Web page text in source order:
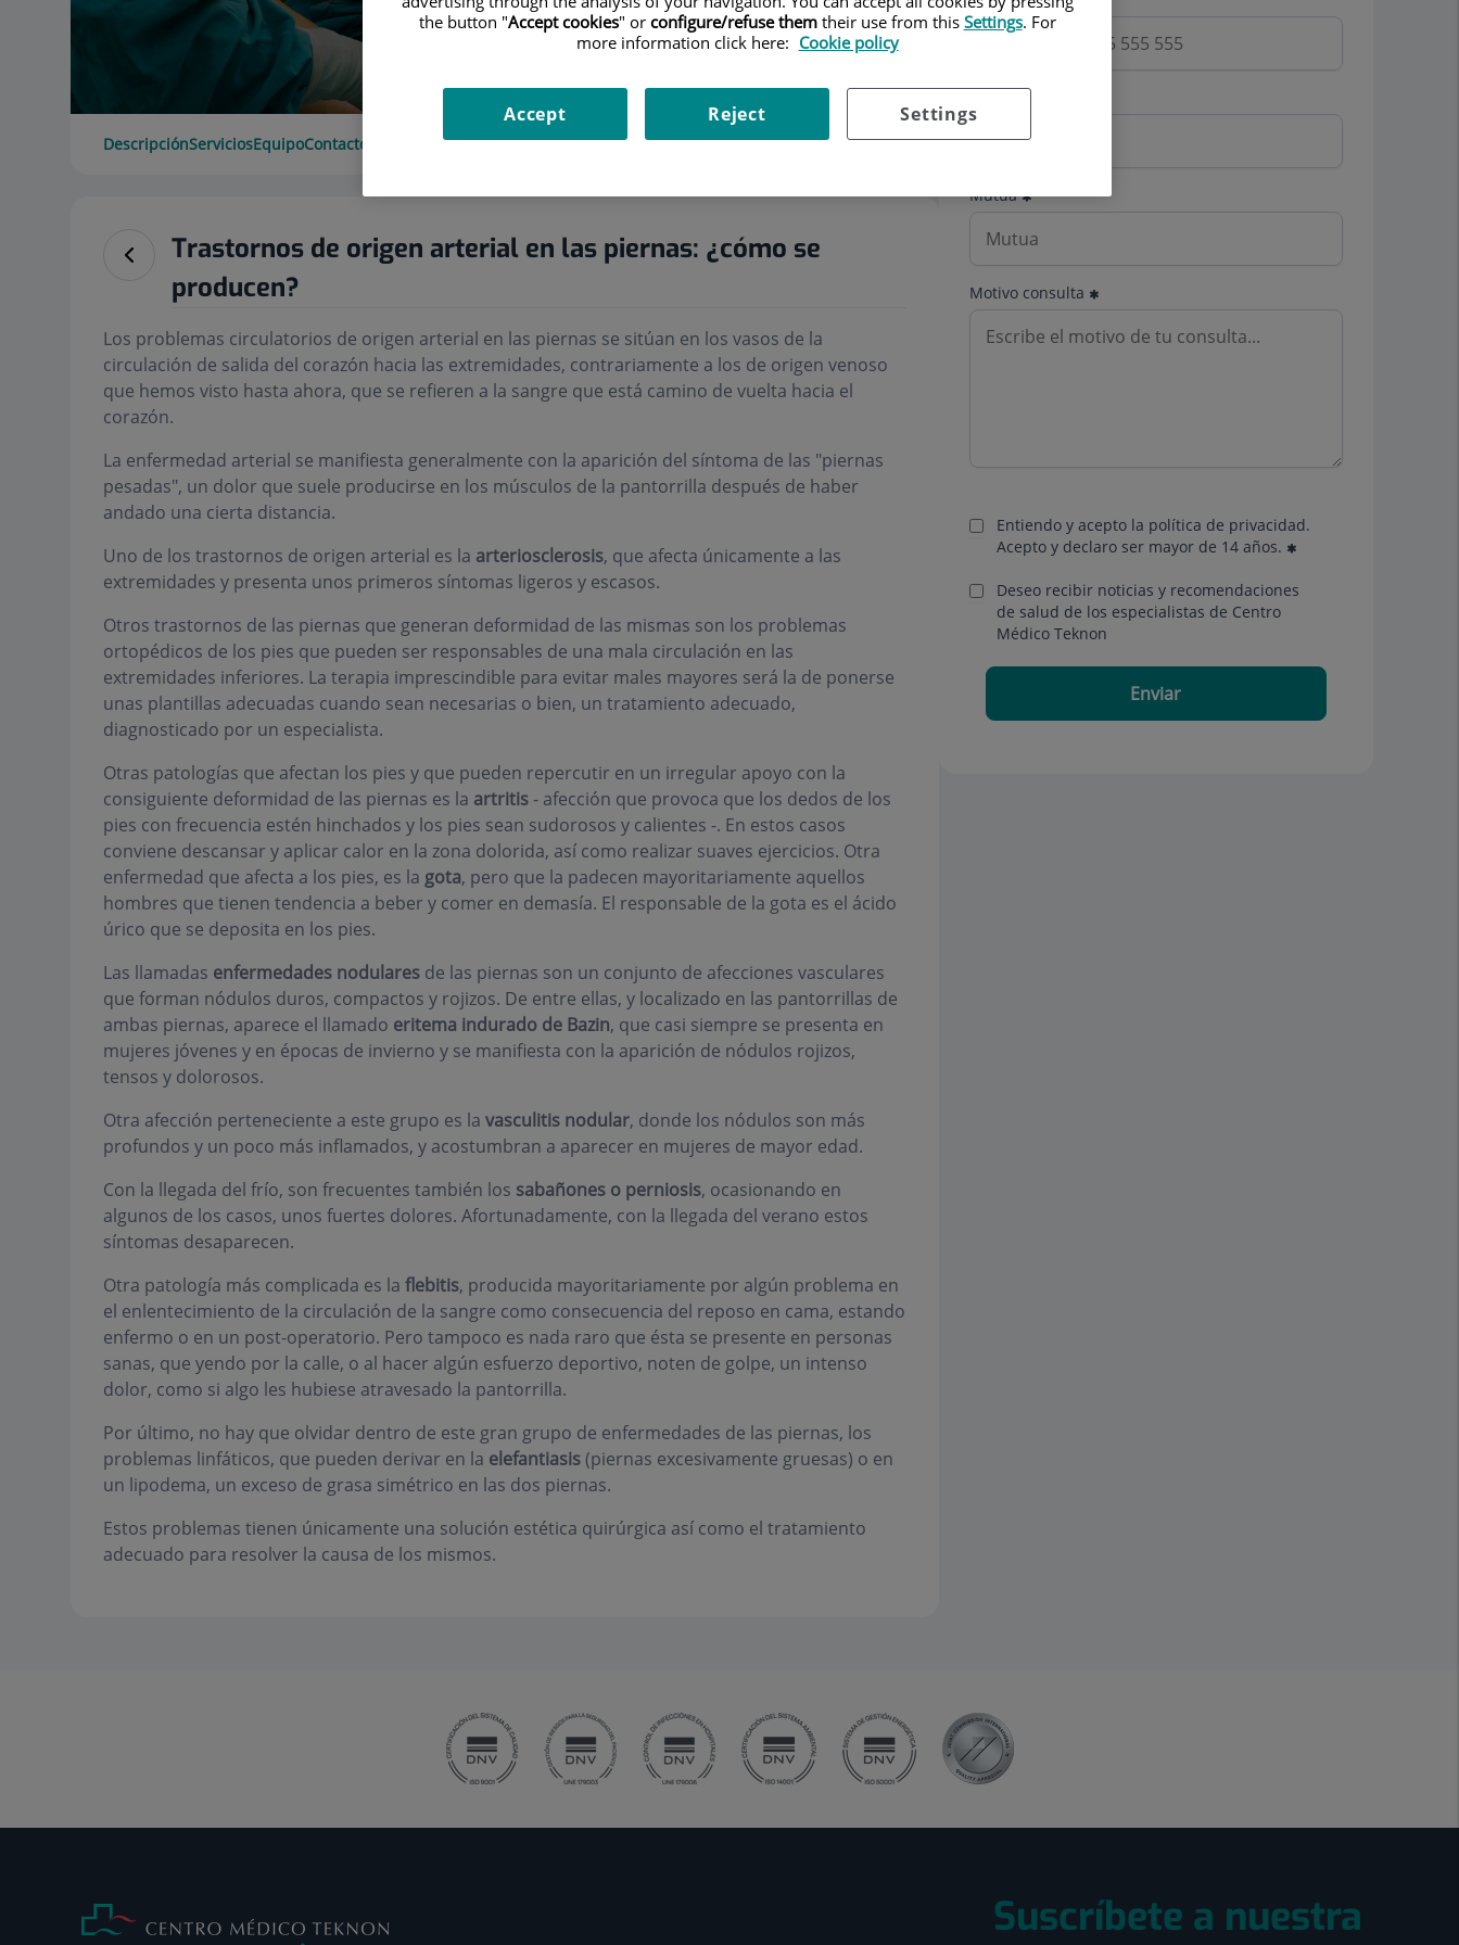
DescripciónServiciosEquipoContacto Datos de interésHorario
Trastornos de origen arterial en las piernas: ¿cómo se
producen?
Los problemas circulatorios de origen arterial en las piernas se sitúan en los vasos de la
circulación de salida del corazón hacia las extremidades, contrariamente a los de origen venoso
que hemos visto hasta ahora, que se refieren a la sangre que está camino de vuelta hacia el
corazón.
La enfermedad arterial se manifiesta generalmente con la aparición del síntoma de las "piernas
pesadas", un dolor que suele producirse en los músculos de la pantorrilla después de haber
andado una cierta distancia.
Uno de los trastornos de origen arterial es la arteriosclerosis, que afecta únicamente a las
extremidades y presenta unos primeros síntomas ligeros y escasos.
Otros trastornos de las piernas que generan deformidad de las mismas son los problemas
ortopédicos de los pies que pueden ser responsables de una mala circulación en las
extremidades inferiores. La terapia imprescindible para evitar males mayores será la de ponerse
unas plantillas adecuadas cuando sean necesarias o bien, un tratamiento adecuado,
diagnosticado por un especialista.
Otras patologías que afectan los pies y que pueden repercutir en un irregular apoyo con la
consiguiente deformidad de las piernas es la artritis- afección que provoca que los dedos de los
pies con frecuencia estén hinchados y los pies sean sudorosos y calientes -. En estos casos
conviene descansar y aplicar calor en la zona dolorida, así como realizar suaves ejercicios. Otra
enfermedad que afecta a los pies, es la gota, pero que la padecen mayoritariamente aquellos
hombres que tienen tendencia a beber y comer en demasía. El responsable de la gota es el ácido
úrico que se deposita en los pies.
Las llamadas enfermedades nodularesde las piernas son un conjunto de afecciones vasculares
que forman nódulos duros, compactos y rojizos. De entre ellas, y localizado en las pantorrillas de
ambas piernas, aparece el llamado eritema indurado de Bazin, que casi siempre se presenta en
mujeres jóvenes y en épocas de invierno y se manifiesta con la aparición de nódulos rojizos,
tensos y dolorosos.
Otra afección perteneciente a este grupo es la vasculitis nodular, donde los nódulos son más
profundos y un poco más inflamados, y acostumbran a aparecer en mujeres de mayor edad.
Con la llegada del frío, son frecuentes también los sabañones o perniosis, ocasionando en
algunos de los casos, unos fuertes dolores. Afortunadamente, con la llegada del verano estos
síntomas desaparecen.
Otra patología más complicada es la flebitis, producida mayoritariamente por algún problema en
el enlentecimiento de la circulación de la sangre como consecuencia del reposo en cama, estando
enfermo o en un post-operatorio. Pero tampoco es nada raro que ésta se presente en personas
sanas, que yendo por la calle, o al hacer algún esfuerzo deportivo, noten de golpe, un intenso
dolor, como si algo les hubiese atravesado la pantorrilla.
Por último, no hay que olvidar dentro de este gran grupo de enfermedades de las piernas, los
problemas linfáticos, que pueden derivar en la elefantiasis(piernas excesivamente gruesas) o en
un lipodema, un exceso de grasa simétrico en las dos piernas.
Estos problemas tienen únicamente una solución estética quirúrgica así como el tratamiento
adecuado para resolver la causa de los mismos.
Mutua
Motivo consulta
Entiendo y acepto la política de privacidad.
Acepto y declaro ser mayor de 14 años.
Deseo recibir noticias y recomendaciones
de salud de los especialistas de Centro
Médico Teknon
Enviar
Suscríbete a nuestra
the button "Accept cookies" or configure/refuse themtheir use from this Settings. For
more information click here: Cookie policy
Settings
Reject
Accept